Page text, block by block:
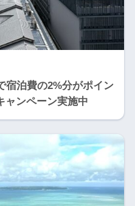
宿泊費の2%分がポイン
ャンペーン実施中